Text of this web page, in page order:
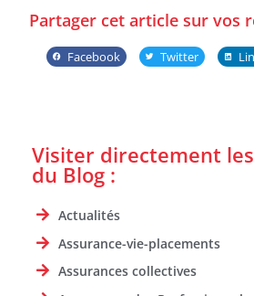
Partager cet article sur vos
Facebook Twitter
Visiter directement
du Blog :
Actualités
Assurance-vie-placements
Assurances collectives